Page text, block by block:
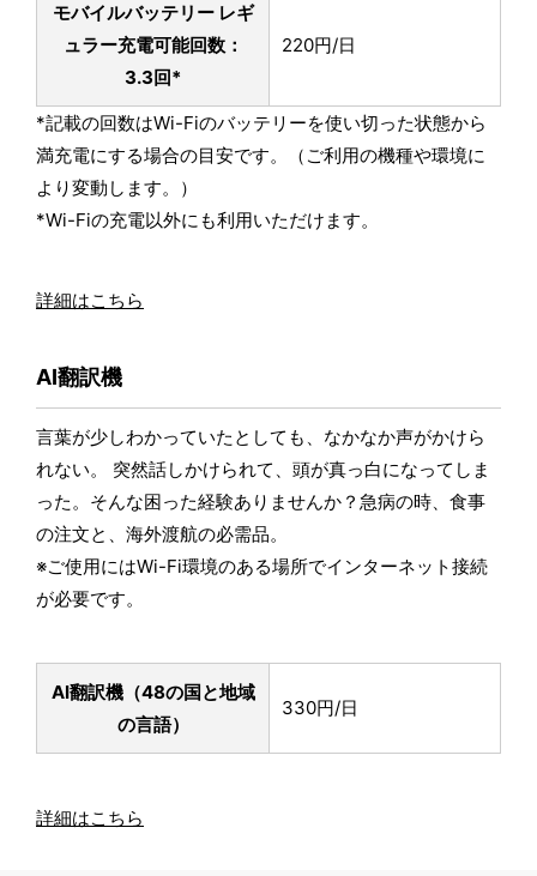
モバイルバッテリー レギ
ュラー充電可能回数：
3.3回*
220円/日
*記載の回数はWi-Fiのバッテリーを使い切った状態から
満充電にする場合の目安です。（ご利用の機種や環境に
より変動します。）
*Wi-Fiの充電以外にも利用いただけます。
詳細はこちら
AI翻訳機
言葉が少しわかっていたとしても、なかなか声がかけら
れない。 突然話しかけられて、頭が真っ白になってしま
った。そんな困った経験ありませんか？急病の時、食事
の注文と、海外渡航の必需品。
※ご使用にはWi-Fi環境のある場所でインターネット接続
が必要です。
AI翻訳機（48の国と地域
の言語）
330円/日
詳細はこちら